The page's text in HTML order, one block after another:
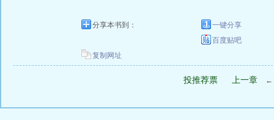
分享本书到：
一键分享
百度贴吧
复制网址
投推荐票 上一章 ←